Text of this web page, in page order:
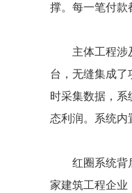
撑。每一笔付款
主体工程涉及
台，无缝集成
时采集数据，
态利润。系统内
红圈系统背后
家建筑工程企